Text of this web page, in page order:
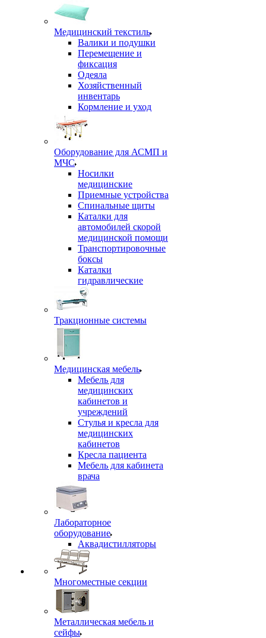
Медицинский текстиль
Валики и подушки
Перемещение и
фиксация
Одеяла
Хозяйственный
инвентарь
Кормление и уход
Оборудование для АСМП и
МЧС
Носилки
медицинские
Приемные устройства
Спинальные щиты
Каталки для
автомобилей скорой
медицинской помощи
Транспортировочные
боксы
Каталки
гидравлические
Тракционные системы
Медицинская мебель
Мебель для
медицинских
кабинетов и
учреждений
Стулья и кресла для
медицинских
кабинетов
Кресла пациента
Мебель для кабинета
врача
Лабораторное
оборудование
Аквадистилляторы
Многоместные секции
Металлическая мебель и
сейфы